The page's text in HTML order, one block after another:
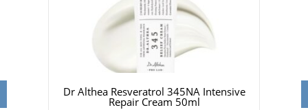
Dr Althea Resveratrol 345NA Intensive
Repair Cream 50ml